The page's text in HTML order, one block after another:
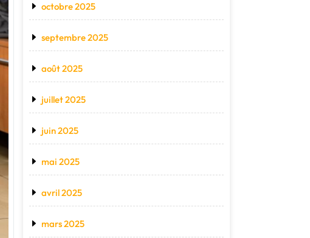
octobre 2025
septembre 2025
août 2025
juillet 2025
juin 2025
mai 2025
avril 2025
mars 2025